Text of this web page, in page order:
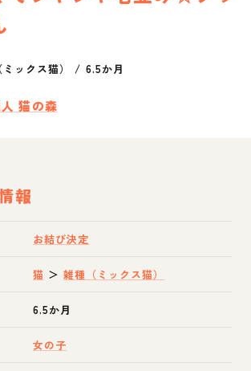
ックス猫） / 6.5か月
猫の森
報
お結び決定
猫 ＞雑種（ミックス猫）
6.5か月
女の子